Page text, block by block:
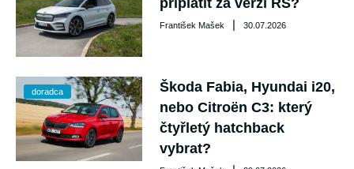
připlatit za verzi RS?
František Mašek | 30.07.2026
doradca
Škoda Fabia, Hyundai i20,
nebo Citroën C3: který
čtyřletý hatchback
vybrat?